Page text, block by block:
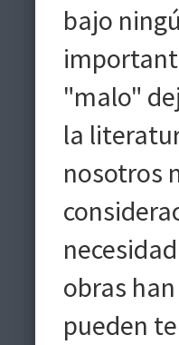
bajo
"malo"
la
nosotros
obras
pueden